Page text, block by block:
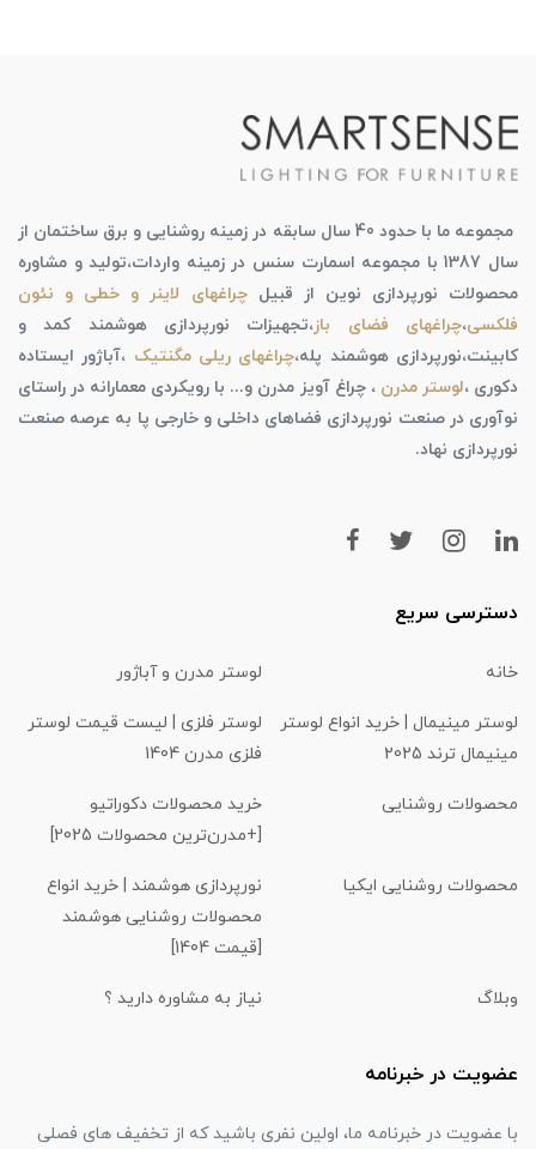
مجموعه ما با حدود 40 سال سابقه در زمینه روشنایی و برق ساختمان از
سال 1387 با مجموعه اسمارت سنس در زمینه واردات،تولید و مشاوره
محصولات نورپردازی نوین از قبیلچراغهای لاینر و خطی و نئون
فلکسی،چراغهای فضای باز،تجهیزات نورپردازی هوشمند کمد و
کابینت،نورپردازی هوشمند پله،چراغهای ریلی مگنتیک ،آباژور ایستاده
دکوری ،لوستر مدرن ، چراغ آویز مدرن و... با رویکردی معمارانه در راستای
نوآوری در صنعت نورپردازی فضاهای داخلی و خارجی پا به عرصه صنعت
نورپردازی نهاد.
دسترسی سریع
خانه لوستر مدرن و آباژور
لوستر مینیمال | خرید انواع لوستر
مینیمال ترند 2025
لوستر فلزی | لیست قیمت لوستر
فلزی مدرن 1404
محصولات روشنایی
خرید محصولات دکوراتیو
[+مدرن‌ترین محصولات 2025]
محصولات روشنایی ایکیا
نورپردازی هوشمند | خرید انواع
محصولات روشنایی هوشمند
[قیمت 1404]
وبلاگ نیاز به مشاوره دارید ؟
عضویت در خبرنامه
با عضویت در خبرنامه ما، اولین نفری باشید که از تخفیف های فصلی